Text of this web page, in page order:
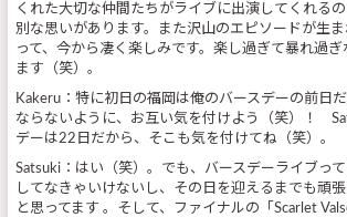
くれた大切な仲間たちがライブに出演してくれる
別な思いがあります。また沢山のエピソードが生
って、今から凄く楽しみです。楽し過ぎて暴れ過
ます（笑）。
Kakeru：特に初日の福岡は俺のバースデーの前日
ならないように、お互い気を付けよう（笑）！
デーは22日だから、そこも気を付けてね（笑）。
Satsuki：はい（笑）。でも、バースデーライブっ
してなきゃいけないし、その日を迎えるまでも頑
と思ってます 。そして、ファイナルの「Scarlet